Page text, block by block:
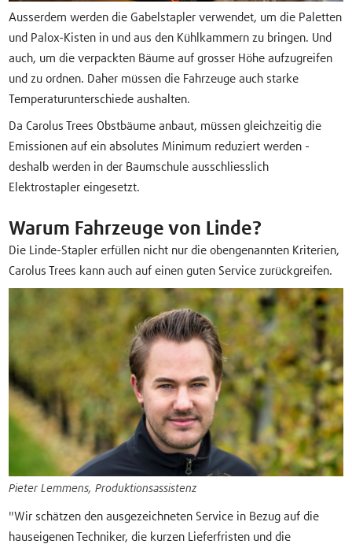
Ausserdem werden die Gabelstapler verwendet, um die Paletten
und Palox-Kisten in und aus den Kühlkammern zu bringen. Und
auch, um die verpackten Bäume auf grosser Höhe aufzugreifen
und zu ordnen. Daher müssen die Fahrzeuge auch starke
Temperaturunterschiede aushalten.
Da Carolus Trees Obstbäume anbaut, müssen gleichzeitig die
Emissionen auf ein absolutes Minimum reduziert werden -
deshalb werden in der Baumschule ausschliesslich
Elektrostapler eingesetzt.
Warum Fahrzeuge von Linde?
Die Linde-Stapler erfüllen nicht nur die obengenannten Kriterien,
Carolus Trees kann auch auf einen guten Service zurückgreifen.
Pieter Lemmens, Produktionsassistenz
"Wir schätzen den ausgezeichneten Service in Bezug auf die
hauseigenen Techniker, die kurzen Lieferfristen und die